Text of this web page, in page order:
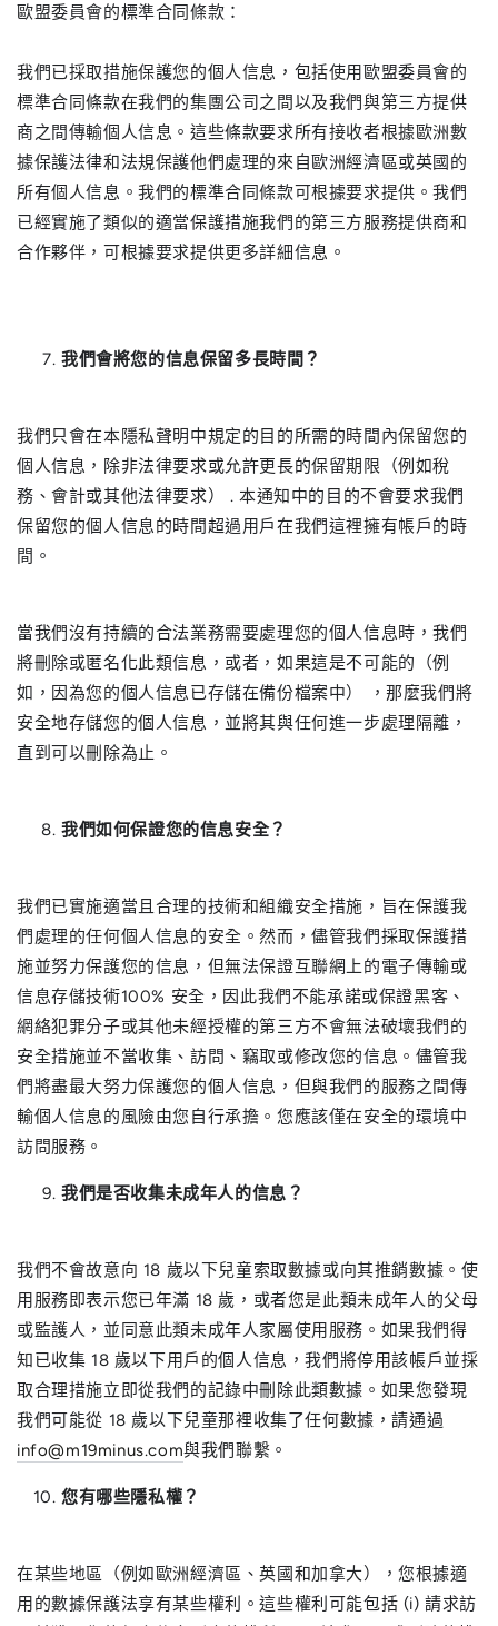
歐盟委員會的標準合同條款：
我們已採取措施保護您的個人信息，包括使用歐盟委員會的
標準合同條款在我們的集團公司之間以及我們與第三方提供
商之間傳輸個人信息。這些條款要求所有接收者根據歐洲數
據保護法律和法規保護他們處理的來自歐洲經濟區或英國的
所有個人信息。我們的標準合同條款可根據要求提供。我們
已經實施了類似的適當保護措施我們的第三方服務提供商和
合作夥伴，可根據要求提供更多詳細信息。
我們會將您的信息保留多長時間？
我們只會在本隱私聲明中規定的目的所需的時間內保留您的
個人信息，除非法律要求或允許更長的保留期限（例如稅
務、會計或其他法律要求） . 本通知中的目的不會要求我們
保留您的個人信息的時間超過用戶在我們這裡擁有帳戶的時
間。
當我們沒有持續的合法業務需要處理您的個人信息時，我們
將刪除或匿名化此類信息，或者，如果這是不可能的（例
如，因為您的個人信息已存儲在備份檔案中） ，那麼我們將
安全地存儲您的個人信息，並將其與任何進一步處理隔離，
直到可以刪除為止。
我們如何保證您的信息安全？
我們已實施適當且合理的技術和組織安全措施，旨在保護我
們處理的任何個人信息的安全。然而，儘管我們採取保護措
施並努力保護您的信息，但無法保證互聯網上的電子傳輸或
信息存儲技術100% 安全，因此我們不能承諾或保證黑客、
網絡犯罪分子或其他未經授權的第三方不會無法破壞我們的
安全措施並不當收集、訪問、竊取或修改您的信息。儘管我
們將盡最大努力保護您的個人信息，但與我們的服務之間傳
輸個人信息的風險由您自行承擔。您應該僅在安全的環境中
訪問服務。
我們是否收集未成年人的信息？
我們不會故意向 18 歲以下兒童索取數據或向其推銷數據。使
用服務即表示您已年滿 18 歲，或者您是此類未成年人的父母
或監護人，並同意此類未成年人家屬使用服務。如果我們得
知已收集 18 歲以下用戶的個人信息，我們將停用該帳戶並採
取合理措施立即從我們的記錄中刪除此類數據。如果您發現
我們可能從 18 歲以下兒童那裡收集了任何數據，請通過
info@m19minus.com與我們聯繫。
您有哪些隱私權？
在某些地區（例如歐洲經濟區、英國和加拿大），您根據適
用的數據保護法享有某些權利。這些權利可能包括 (i) 請求訪